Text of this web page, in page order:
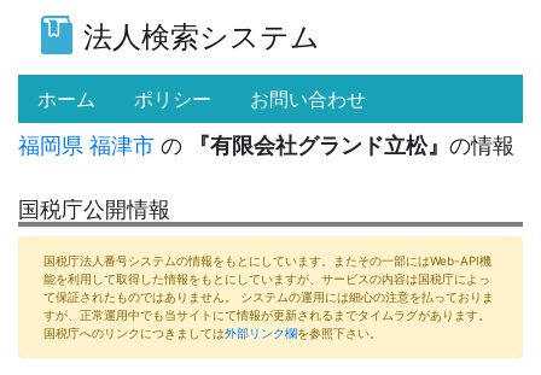
法人検索システム
ホーム (current)
ポリシー お問い合わせ
福岡県 福津市 の 『有限会社グランド立松』 の情報
国税庁公開情報
国税庁法人番号システムの情報をもとにしています。またその一部にはWeb-API機
能を利用して取得した情報をもとにしていますが、サービスの内容は国税庁によっ
て保証されたものではありません。 システムの運用には細心の注意を払っておりま
すが、正常運用中でも当サイトにて情報が更新されるまでタイムラグがあります。
国税庁へのリンクにつきましては外部リンク欄を参照下さい。